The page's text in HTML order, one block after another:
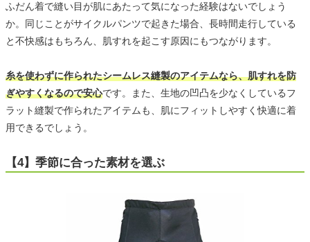
ふだん着で縫い目が肌にあたって気になった経験はないでしょう
か。同じことがサイクルパンツで起きた場合、長時間走行している
と不快感はもちろん、肌すれを起こす原因にもつながります。
糸を使わずに作られたシームレス縫製のアイテムなら、肌すれを防
ぎやすくなるので安心です。また、生地の凹凸を少なくしているフ
ラット縫製で作られたアイテムも、肌にフィットしやすく快適に着
用できるでしょう。
【4】季節に合った素材を選ぶ